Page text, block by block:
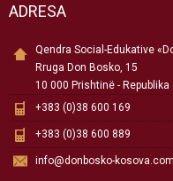
ADRESA
Qendra Social-Edukative
Rruga Don Bosko, 15
10 000 Prishtinë - Republika
+383 (0)38 600 169
+383 (0)38 600 889
info@donbosko-kosova.com